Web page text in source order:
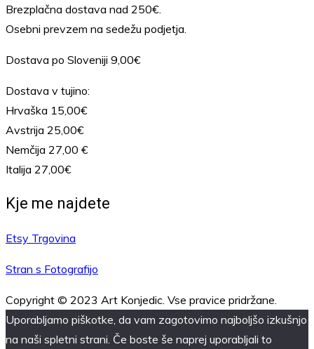
Brezplačna dostava nad 250€.
Osebni prevzem na sedežu podjetja.
Dostava po Sloveniji 9,00€
Dostava v tujino:
Hrvaška 15,00€
Avstrija 25,00€
Nemčija 27,00 €
Italija 27,00€
Kje me najdete
Etsy Trgovina
Stran s Fotografijo
Copyright © 2023 Art Konjedic. Vse pravice pridržane.
Uporabljamo piškotke, da vam zagotovimo najboljšo izkušnjo
na naši spletni strani. Če boste še naprej uporabljali to